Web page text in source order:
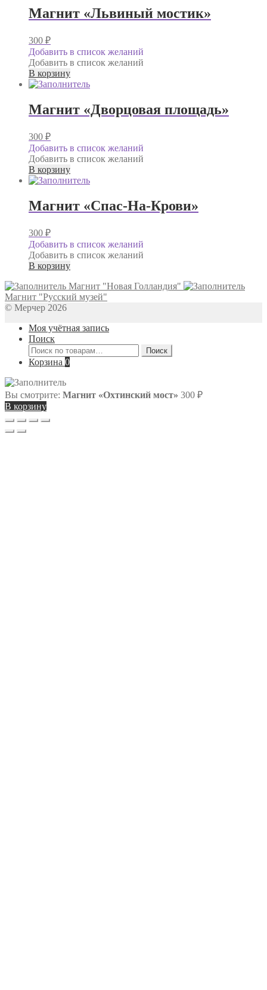
Магнит «Львиный мостик»
300 ₽
Добавить в список желаний
Добавить в список желаний
В корзину
Магнит «Дворцовая площадь»
300 ₽
Добавить в список желаний
Добавить в список желаний
В корзину
Магнит «Спас-На-Крови»
300 ₽
Добавить в список желаний
Добавить в список желаний
В корзину
Магнит "Новая Голландия"
Магнит "Русский музей"
© Мерчер 2026
Моя учётная запись
Поиск
Искать:
Поиск
Корзина 0
Вы смотрите: Магнит «Охтинский мост» 300 ₽
В корзину